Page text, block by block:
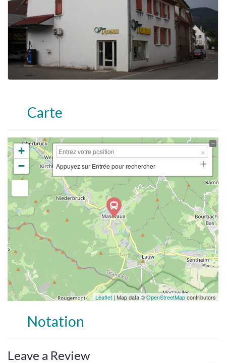
Carte
+
−
Appuyez sur Entrée pour rechercher
Leaflet | Map data ©OpenStreetMapcontributors
Notation
Leave a Review